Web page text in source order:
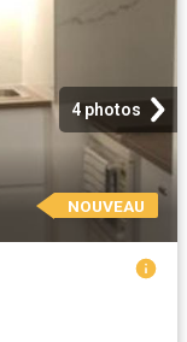
4 photos
NOUVEAU